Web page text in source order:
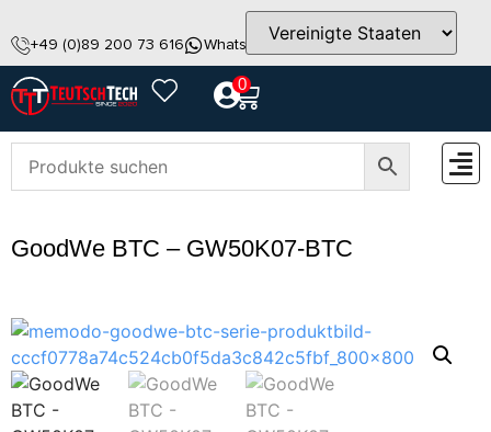
+49 (0)89 200 73 616 WhatsApp info@teutschtech.com
0
GoodWe BTC – GW50K07-BTC